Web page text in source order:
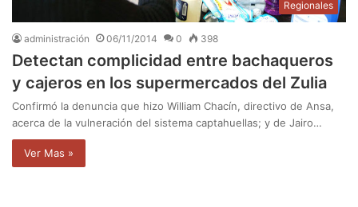
Regionales
administración 06/11/2014 0 398
Detectan complicidad entre bachaqueros
y cajeros en los supermercados del Zulia
Confirmó la denuncia que hizo William Chacín, directivo de Ansa,
acerca de la vulneración del sistema captahuellas; y de Jairo…
Ver Mas »